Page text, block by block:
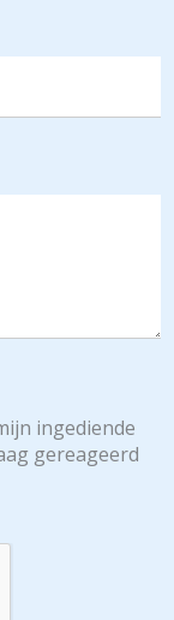
ingediende
gereageerd